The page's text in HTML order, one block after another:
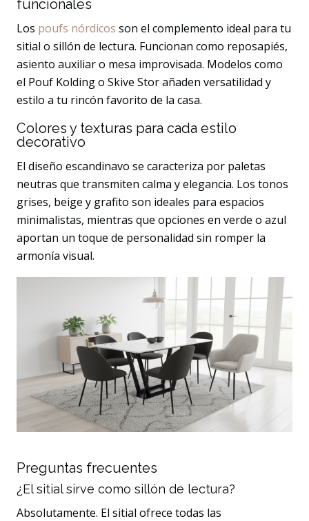
funcionales
Los poufs nórdicos son el complemento ideal para tu
sitial o sillón de lectura. Funcionan como reposapiés,
asiento auxiliar o mesa improvisada. Modelos como
el Pouf Kolding o Skive Stor añaden versatilidad y
estilo a tu rincón favorito de la casa.
Colores y texturas para cada estilo
decorativo
El diseño escandinavo se caracteriza por paletas
neutras que transmiten calma y elegancia. Los tonos
grises, beige y grafito son ideales para espacios
minimalistas, mientras que opciones en verde o azul
aportan un toque de personalidad sin romper la
armonía visual.
Preguntas frecuentes
¿El sitial sirve como sillón de lectura?
Absolutamente. El sitial ofrece todas las